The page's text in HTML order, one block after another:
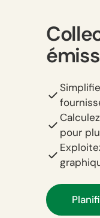
pour